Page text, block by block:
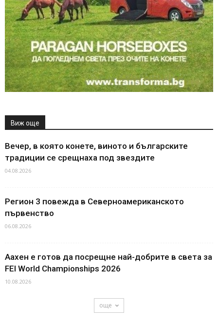
Виж още
Вечер, в която конете, виното и българските
традиции се срещнаха под звездите
04.08.2026
Регион 3 повежда в Северноамериканското
първенство
06.08.2026
Аахен е готов да посрещне най-добрите в света за
FEI World Championships 2026
10.08.2026
още